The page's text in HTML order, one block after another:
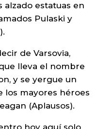
alzado estatuas en
Pulaski y
de Varsovia,
lleva el nombre
y se yergue un
los mayores héroes
(Aplausos).